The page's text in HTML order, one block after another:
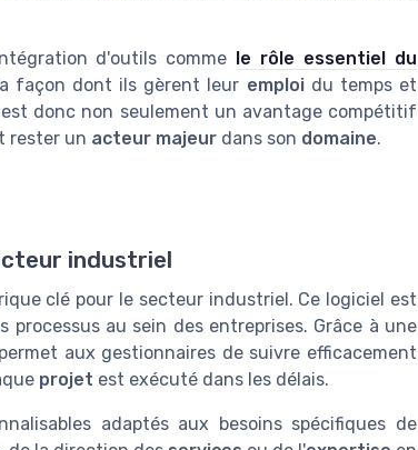
d'outils comme le rôle essentiel du
façon dont ils gèrent leur emploidu temps et
donc non seulement un avantage compétitif
rester un acteur majeur dans son domaine.
industriel
clé pour le secteur industriel. Ce logiciel est
au sein des entreprises. Grâce à une
aux gestionnaires de suivre efficacement
projet est exécuté dans les délais.
adaptés aux besoins spécifiques de